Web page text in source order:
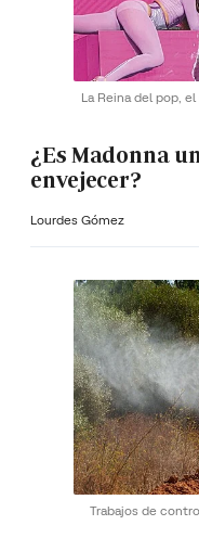
La Reina del pop,
¿Es Madonna
envejecer?
Lourdes Gómez
Trabajos de